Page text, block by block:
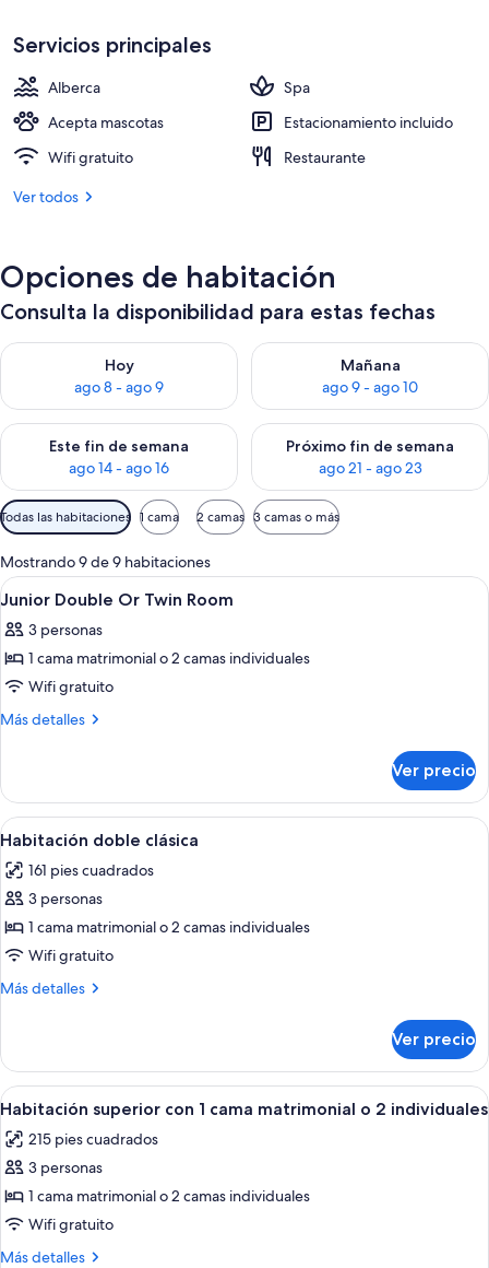
Jardín
Servicios principales
Alberca
Spa
Acepta mascotas
Estacionamiento incluido
Wifi gratuito
Restaurante
Ver todos
Opciones de habitación
Consulta la disponibilidad para estas fechas
Hoy
ago 8 - ago 9
Consulta la disponibilidad para hoy ago 8 - ago 9
Mañana
ago 9 - ago 10
Consulta la disponibilidad
Este fin de semana
ago 14 - ago 16
Consulta la disponibilidad para este fin de semana ago 14 -
Próximo fin de semana
ago 21 - ago 23
Consulta la disponibilidad
Filtros
disponibles
para
las
habitaciones
Todas las habitaciones 1 cama 2 camas 3 camas o más
Mostrando 9 de 9 habitaciones
Abrir
todas
las
fotos
de
Junior
Twin
Room
Una habitación de hotel con cama,
10
Junior Double Or Twin Room
3 personas
1 cama matrimonial o 2 camas individuales
Wifi gratuito
Más detalles
Más
Double
Or
Twin
Ver precio
Abrir
todas
las
fotos
de
Habitación
doble
Habitación de hotel con una cama
4
Habitación doble clásica
161 pies cuadrados
3 personas
1 cama matrimonial o 2 camas individuales
Wifi gratuito
Más detalles
Más
doble
clásica
Ver precio
Abrir
todas
las
fotos
de
Habitación
superior
Habitación de hotel con una cama
4
Habitación superior con 1 cama matrimonial o 2 individuales
215 pies cuadrados
3 personas
1 cama matrimonial o 2 camas individuales
Wifi gratuito
Más detalles
Más